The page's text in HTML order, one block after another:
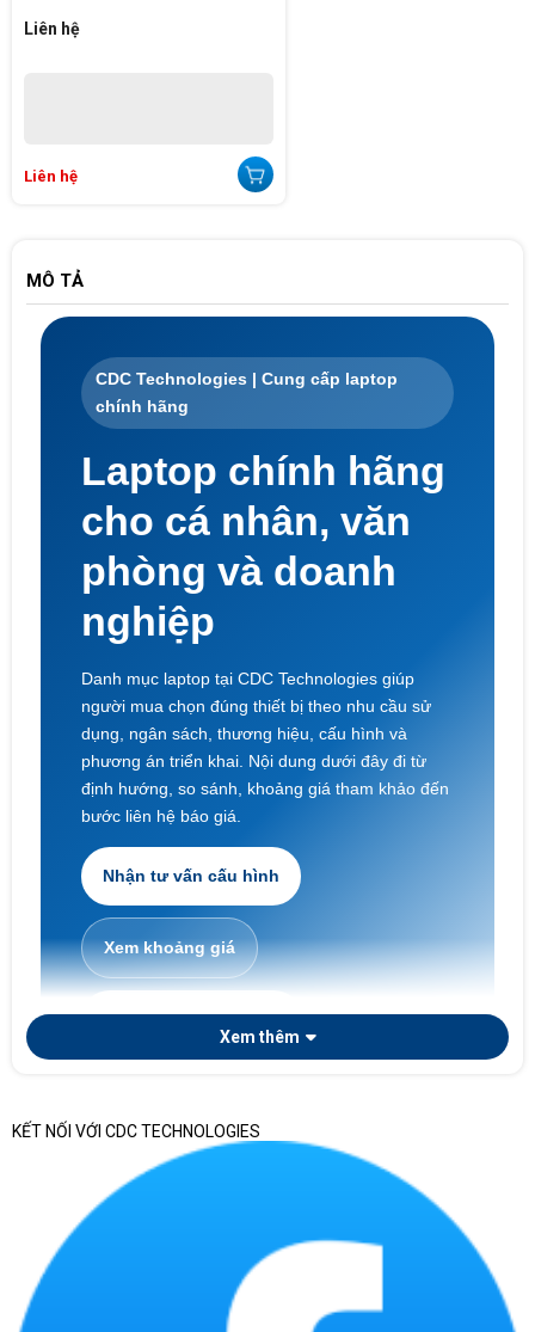
Liên hệ
Liên hệ
MÔ TẢ
CDC Technologies | Cung cấp laptop
chính hãng
Laptop chính hãng
cho cá nhân, văn
phòng và doanh
nghiệp
Danh mục laptop tại CDC Technologies giúp
người mua chọn đúng thiết bị theo nhu cầu sử
dụng, ngân sách, thương hiệu, cấu hình và
phương án triển khai. Nội dung dưới đây đi từ
định hướng, so sánh, khoảng giá tham khảo đến
bước liên hệ báo giá.
Nhận tư vấn cấu hình
Xem khoảng giá
Laptop doanh nghiệp
Nếu doanh nghiệp cần chọn laptop theo phòng ban,
số lượng triển khai, tiêu chuẩn cấu hình, chứng từ
bàn giao và khả năng quản lý tài sản CNTT sau mua,
có thể tham khảo thêm bài viết chuyên sâu về
laptop doanh nghiệp. Trang này tập trung vào
danh mục laptop chính hãng nói chung, còn bài
Xem thêm
KẾT NỐI VỚI CDC TECHNOLOGIES